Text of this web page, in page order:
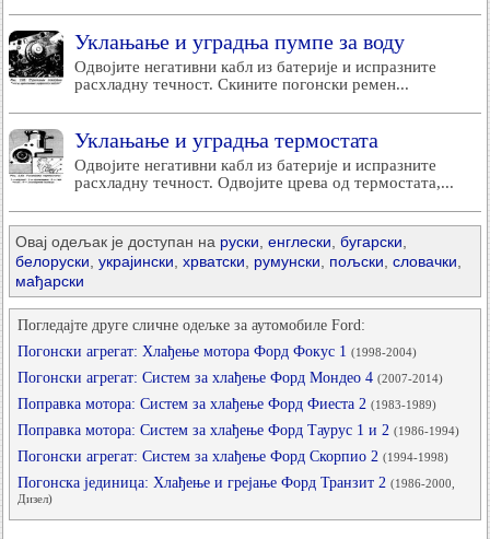
Уклањање и уградња пумпе за воду
Одвојите негативни кабл из батерије и испразните
расхладну течност. Скините погонски ремен...
Уклањање и уградња термостата
Одвојите негативни кабл из батерије и испразните
расхладну течност. Одвојите црева од термостата,...
Овај одељак је доступан на руски енглески бугарски
белоруски украјински хрватски румунски пољски словачки
мађарски
Погледајте друге сличне одељке за аутомобиле Ford:
Погонски агрегат: Хлађење мотора Форд Фокус 1 (1998-2004)
Погонски агрегат: Систем за хлађење Форд Мондео 4 (2007-2014)
Поправка мотора: Систем за хлађење Форд Фиеста 2 (1983-1989)
Поправка мотора: Систем за хлађење Форд Таурус 1 и 2 (1986-1994)
Погонски агрегат: Систем за хлађење Форд Скорпио 2 (1994-1998)
Погонска јединица: Хлађење и грејање Форд Транзит 2 (1986-2000,
Дизел)